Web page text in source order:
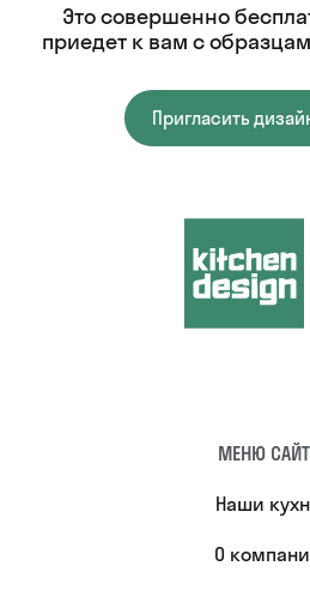
Это совершенно
приедет к вам с
Пригласить
МЕНЮ
Наши
О